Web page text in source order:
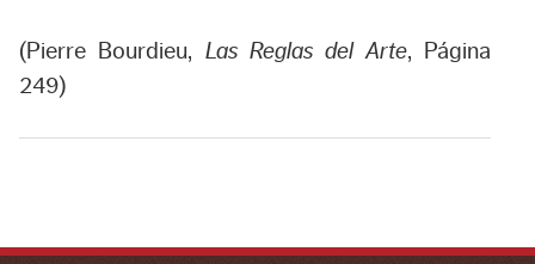
(Pierre Bourdieu, Las Reglas del Arte, Página
249)